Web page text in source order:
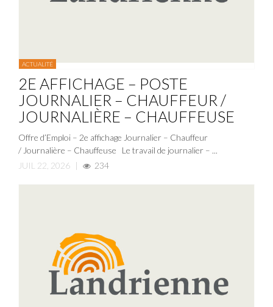
ACTUALITÉ
2E AFFICHAGE – POSTE
JOURNALIER – CHAUFFEUR /
JOURNALIÈRE – CHAUFFEUSE
Offre d’Emploi – 2e affichage Journalier – Chauffeur
/ Journalière – Chauffeuse Le travail de journalier – ...
JUIL 22, 2026 | 234